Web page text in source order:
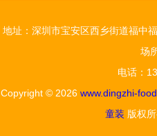
地址：深圳市宝安区西乡街道福中
场
电话：
Copyright © 2026 www.dingzhi-
童装 版权